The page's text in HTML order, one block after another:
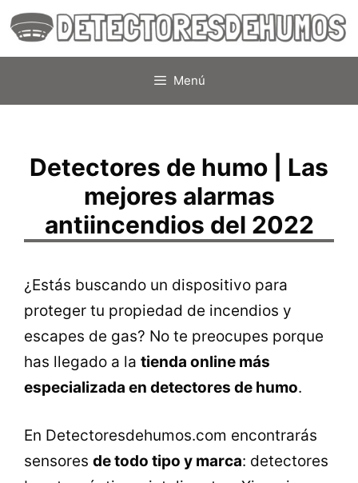
Saltar
contenido
Menú
Detectores de humo | Las
mejores alarmas
antiincendios del 2022
¿Estás buscando un dispositivo para
proteger tu propiedad de incendios y
escapes de gas? No te preocupes porque
has llegado a la tienda online más
especializada en detectores de humo.
En Detectoresdehumos.com encontrarás
sensores de todo tipo y marca: detectores